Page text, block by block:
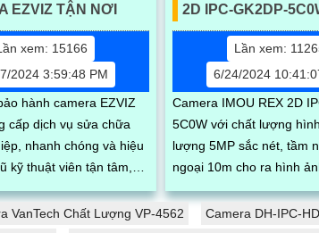
EZVIZ TẬN NƠI
xem: 15166
2024 3:59:48 PM
hành camera EZVIZ
cấp dịch vụ sửa chữa
nhanh chóng và hiệu
sẽ giúp khắc phục
một cách nhanh chóng
2D IPC-GK2DP-
Lần xem:
6/24/2024
Camera IMOU REX 2D
5C0W với chất lượng
lượng 5MP sắc nét, tầm
ngoại 10m cho ra hình
lượng trong điều kiện
Một trong...
VanTech Chất Lượng VP-4562
Camera DH-IPC-